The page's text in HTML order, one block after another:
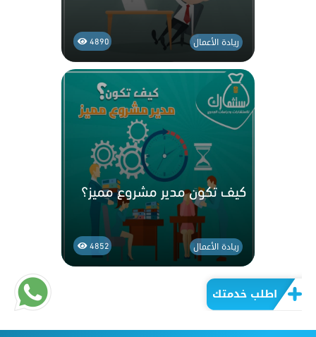
اطلب خدمتك
4890 ريادة الأعمال
كيف تكون مدير مشروع مميز؟
4852 ريادة الأعمال